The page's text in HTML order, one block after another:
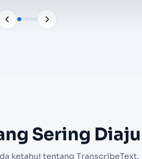
Sering
ketahui tentang TranscribeText.